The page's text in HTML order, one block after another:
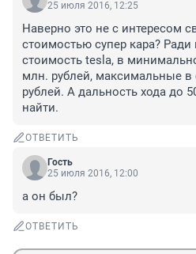
25 июля 2016, 12:25
Наверно это не с интересом
стоимостью супер кара? Ради
стоимость tesla, в
млн. рублей, максимальные в
рублей. А дальность хода до
найти.
ОТВЕТИТЬ
Гость
25 июля 2016, 12:00
а он был?
ОТВЕТИТЬ